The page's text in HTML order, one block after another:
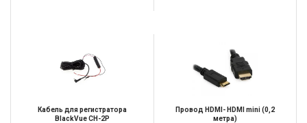
Кабель для регистратора
BlackVue CH-2P
Провод HDMI- HDMI mini (0,2
метра)